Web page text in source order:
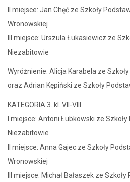
II miejsce: Jan Chęć ze Szkoły
Wronowskiej
III miejsce: Urszula Łukasiewicz ze
Niezabitowie
Wyróżnienie: Alicja Karabela ze
oraz Adrian Kępiński ze Szkoły
KATEGORIA 3. kl. VII-VIII
I miejsce: Antoni Łubkowski ze
Niezabitowie
II miejsce: Anna Gajec ze Szkoły
Wronowskiej
III miejsce: Michał Bałaszek ze